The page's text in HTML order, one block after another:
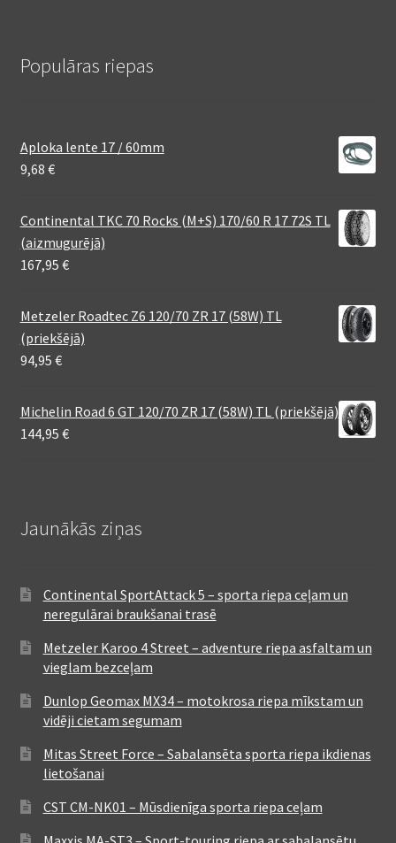
Populāras riepas
Aploka lente 17 / 60mm
9,68 €
Continental TKC 70 Rocks (M+S) 170/60 R 17 72S TL
(aizmugurējā)
167,95 €
Metzeler Roadtec Z6 120/70 ZR 17 (58W) TL
(priekšējā)
94,95 €
Michelin Road 6 GT 120/70 ZR 17 (58W) TL (priekšējā)
144,95 €
Jaunākās ziņas
Continental SportAttack 5 – sporta riepa ceļam un
neregulārai braukšanai trasē
Metzeler Karoo 4 Street – adventure riepa asfaltam un
vieglam bezceļam
Dunlop Geomax MX34 – motokrosa riepa mīkstam un
vidēji cietam segumam
Mitas Street Force – Sabalansēta sporta riepa ikdienas
lietošanai
CST CM-NK01 – Mūsdienīga sporta riepa ceļam